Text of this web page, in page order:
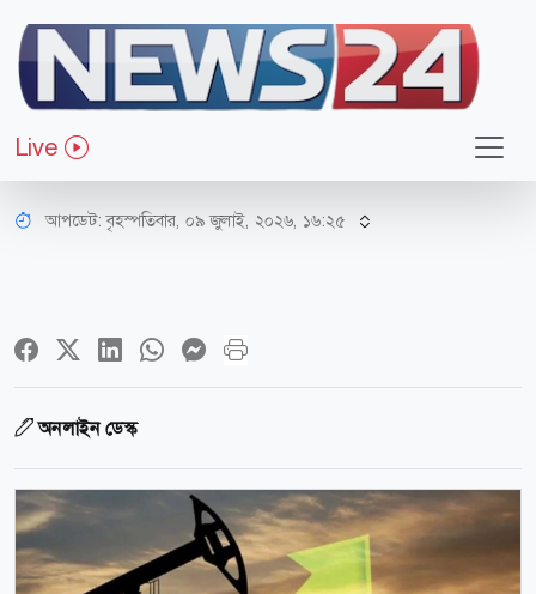
Live
অর্থ-বাণিজ্য
ইরানে মার্কিন হামলার পর উর্ধ্বমুখী
তেলের দাম
আপডেট: বৃহস্পতিবার, ০৯ জুলাই, ২০২৬, ১৬:২৫
অনলাইন ডেস্ক